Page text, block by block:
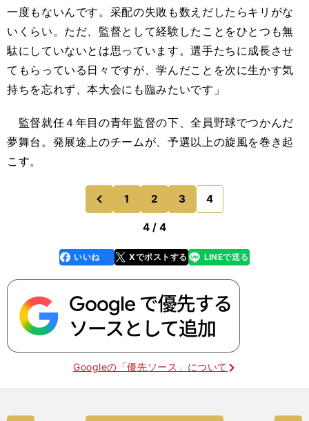
一度もないんです。采配の失敗も数えだしたらキリがな
いくらい。ただ、監督として経験したことをひとつも無
駄にしていないとは思っています。選手たちに成長させ
てもらっている日々ですが、学んだことを次に生かす気
持ちを忘れず、本大会にも臨みたいです」
監督就任４年目の青年監督の下、全員野球でつかんだ
夢舞台。発展途上のチームが、予選以上の旋風を巻き起
こす。
前
のページへ
1 2 3 4
4 / 4
faceboo
k
いいね Xでポストする
line LINEで送る
Googleの「優先ソース」について